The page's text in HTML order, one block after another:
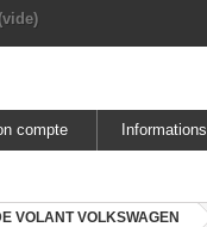
(vide)
compte Informations
VOLANT VOLKSWAGEN